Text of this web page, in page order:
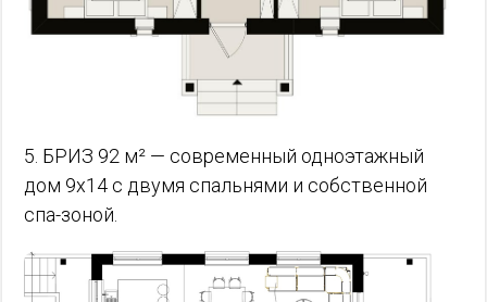
5. БРИЗ 92 м² — современный одноэтажный
дом 9х14 с двумя спальнями и собственной
спа-зоной.